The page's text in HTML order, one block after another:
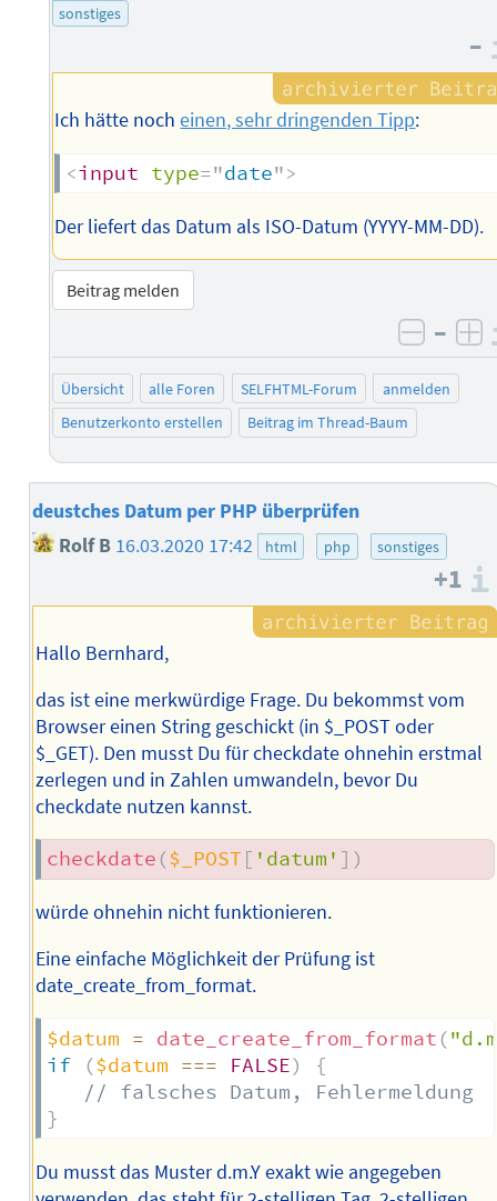
sonstiges
–
Ich hätte nocheinen, sehr dringenden Tipp:
<input type="date">
Der liefert das Datum als ISO-Datum (YYYY-MM-DD).
Beitrag melden
–
Übersicht alle Foren SELFHTML-Forum
anmelden
Benutzerkonto erstellen
Beitrag im Thread-Baum
deustches Datum per PHP überprüfen
Rolf B 16.03.2020 17:42 html php sonstiges
+1
Hallo Bernhard,
das ist eine merkwürdige Frage. Du bekommst vom
Browser einen String geschickt (in $_POST oder
$_GET). Den musst Du für checkdate ohnehin erstmal
zerlegen und in Zahlen umwandeln, bevor Du
checkdate nutzen kannst.
checkdate ($_POST [ 'datum' ] )
würde ohnehin nicht funktionieren.
Eine einfache Möglichkeit der Prüfung ist
date_create_from_format.
$datum = date_create_from_format (
if
($datum === FALSE)
{
// falsches Datum, Fehlermeldung
}
Du musst das Muster d.m.Y exakt wie angegeben